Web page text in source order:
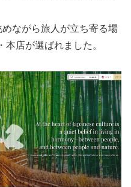
ながら旅人が立ち寄る場
店が選ばれました。